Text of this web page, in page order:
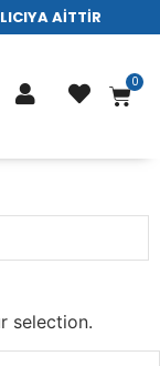
AİTTİR
selection.